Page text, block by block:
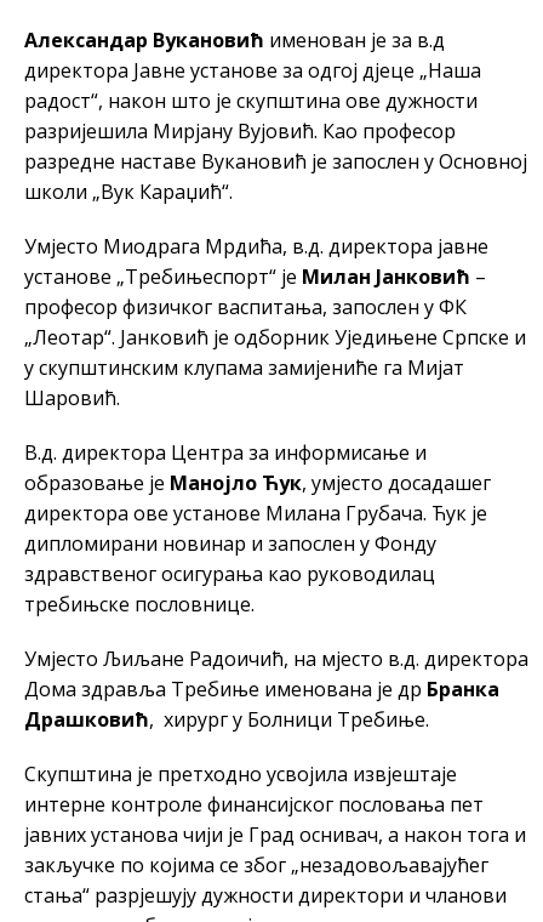
Александар Вукановић именован је за в.д
директора Јавне установе за одгој дјеце „Наша
радост“, након што је скупштина ове дужности
разријешила Мирјану Вујовић. Као професор
разредне наставе Вукановић је запослен у Основној
школи „Вук Караџић“.
Умјесто Миодрага Мрдића, в.д. директора јавне
установе „Требињеспорт“ је Милан Јанковић –
професор физичког васпитања, запослен у ФК
„Леотар“. Јанковић је одборник Уједињене Српске и
у скупштинским клупама замијениће га Мијат
Шаровић.
В.д. директора Центра за информисање и
образовање је Манојло Ћук, умјесто досадашег
директора ове установе Милана Грубача. Ћук је
дипломирани новинар и запослен у Фонду
здравственог осигурања као руководилац
требињске пословнице.
Умјесто Љиљане Радоичић, на мјесто в.д. директора
Дома здравља Требиње именована је др Бранка
Драшковић, хирург у Болници Требиње.
Скупштина је претходно усвојила извјештаје
интерне контроле финансијског пословања пет
јавних установа чији је Град оснивач, а након тога и
закључке по којима се због „незадовољавајућег
стања“ разрјешују дужности директори и чланови